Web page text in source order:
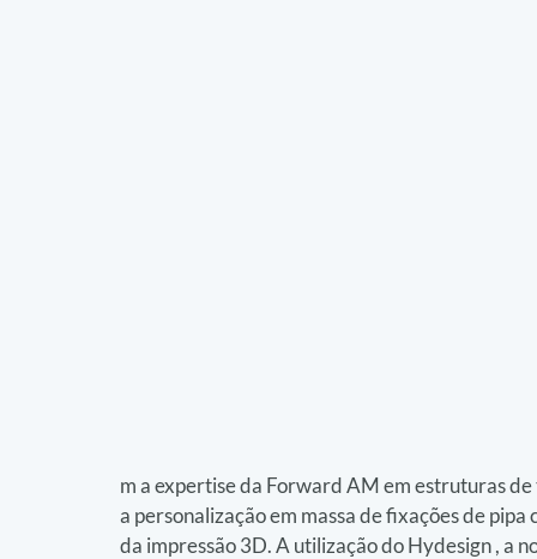
m a expertise da Forward AM em estruturas
a personalização em massa de fixações de
da impressão 3D. A utilização do Hydesign , a